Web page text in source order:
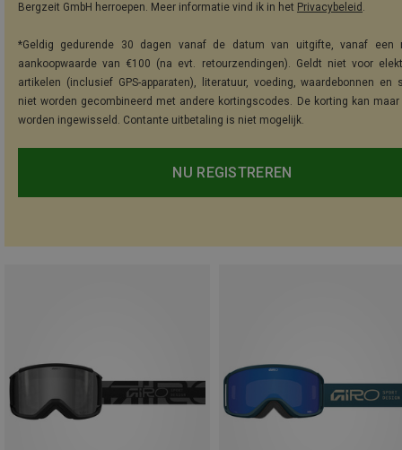
Bergzeit GmbH herroepen. Meer informatie vind ik in het Privacybeleid .
*Geldig gedurende 30 dagen vanaf de datum van uitgifte, vanaf een
aankoopwaarde van €100 (na evt. retourzendingen). Geldt niet voor
artikelen (inclusief GPS-apparaten), literatuur, voeding, waardebonnen en
niet worden gecombineerd met andere kortingscodes. De korting kan maar
worden ingewisseld. Contante uitbetaling is niet mogelijk.
NU REGISTREREN